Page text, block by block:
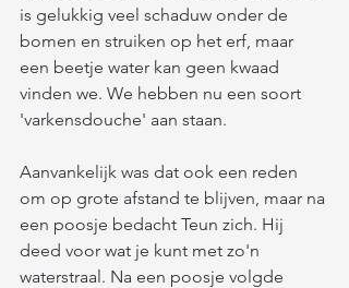
is gelukkig veel schaduw onder de
bomen en struiken op het erf, maar
een beetje water kan geen kwaad
vinden we. We hebben nu een soort
'varkensdouche' aan staan.
Aanvankelijk was dat ook een reden
om op grote afstand te blijven, maar na
een poosje bedacht Teun zich. Hij
deed voor wat je kunt met zo'n
waterstraal. Na een poosje volgde